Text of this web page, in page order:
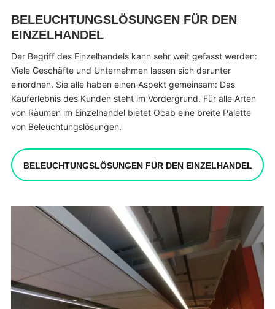
BELEUCHTUNGSLÖSUNGEN FÜR DEN
EINZELHANDEL
Der Begriff des Einzelhandels kann sehr weit gefasst werden:
Viele Geschäfte und Unternehmen lassen sich darunter
einordnen. Sie alle haben einen Aspekt gemeinsam: Das
Kauferlebnis des Kunden steht im Vordergrund. Für alle Arten
von Räumen im Einzelhandel bietet Ocab eine breite Palette
von Beleuchtungslösungen.
BELEUCHTUNGSLÖSUNGEN FÜR DEN EINZELHANDEL